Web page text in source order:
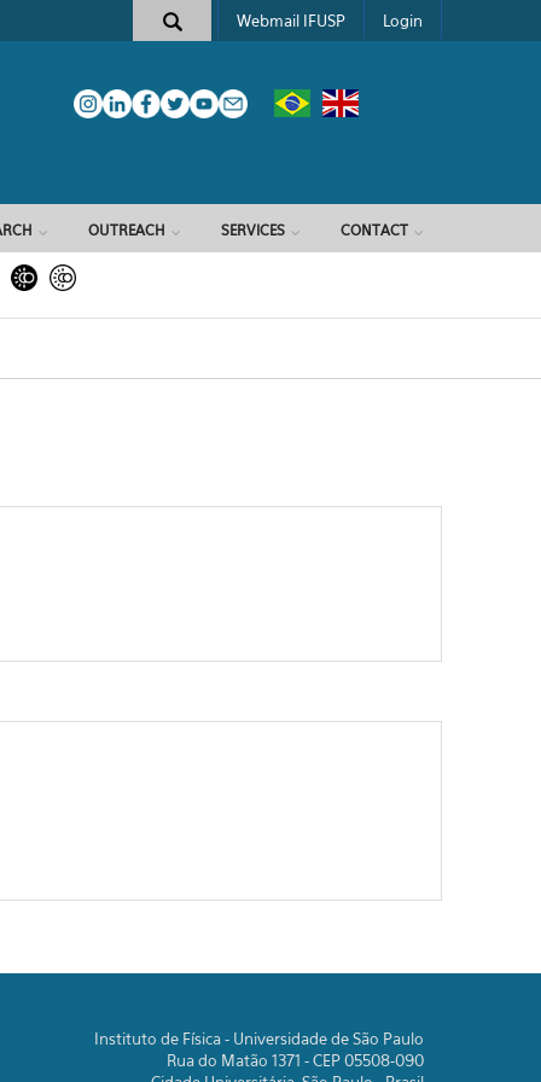
Webmail IFUSP Login
OUTREACH SERVICES CONTACT
Instituto de Física - Universidade de São Paulo
Rua do Matão 1371 - CEP 05508-090